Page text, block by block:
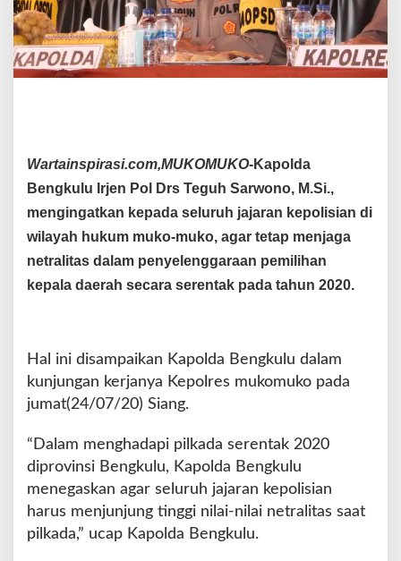
a
s
a
o
n
i
P
o
l
a
u
s
e
r
a
l
D
Wartainspirasi.com,MUKOMUKO-Kapolda
Bengkulu Irjen Pol Drs Teguh Sarwono, M.Si.,
mengingatkan kepada seluruh jajaran kepolisian di
wilayah hukum muko-muko, agar tetap menjaga
netralitas dalam penyelenggaraan pemilihan
kepala daerah secara serentak pada tahun 2020.
Hal ini disampaikan Kapolda Bengkulu dalam
kunjungan kerjanya Kepolres mukomuko pada
jumat(24/07/20) Siang.
“Dalam menghadapi pilkada serentak 2020
diprovinsi Bengkulu, Kapolda Bengkulu
menegaskan agar seluruh jajaran kepolisian
harus menjunjung tinggi nilai-nilai netralitas saat
pilkada,” ucap Kapolda Bengkulu.